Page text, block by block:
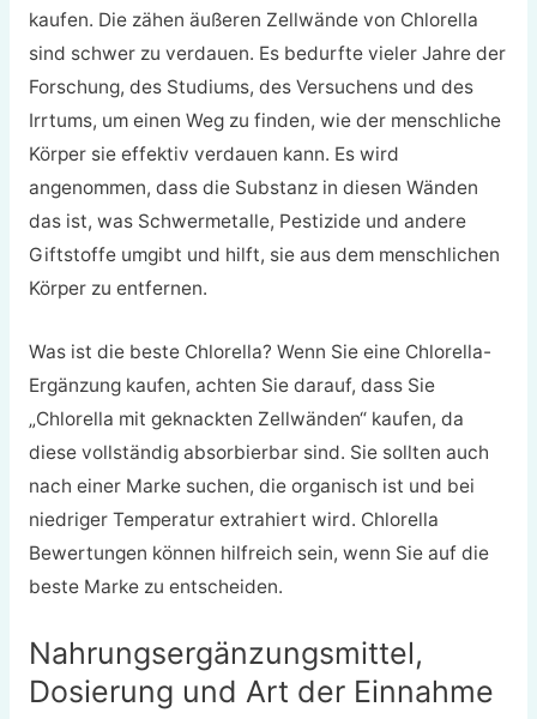
kaufen. Die zähen äußeren Zellwände von Chlorella
sind schwer zu verdauen. Es bedurfte vieler Jahre der
Forschung, des Studiums, des Versuchens und des
Irrtums, um einen Weg zu finden, wie der menschliche
Körper sie effektiv verdauen kann. Es wird
angenommen, dass die Substanz in diesen Wänden
das ist, was Schwermetalle, Pestizide und andere
Giftstoffe umgibt und hilft, sie aus dem menschlichen
Körper zu entfernen.
Was ist die beste Chlorella? Wenn Sie eine Chlorella-
Ergänzung kaufen, achten Sie darauf, dass Sie
„Chlorella mit geknackten Zellwänden“ kaufen, da
diese vollständig absorbierbar sind. Sie sollten auch
nach einer Marke suchen, die organisch ist und bei
niedriger Temperatur extrahiert wird. Chlorella
Bewertungen können hilfreich sein, wenn Sie auf die
beste Marke zu entscheiden.
Nahrungsergänzungsmittel,
Dosierung und Art der Einnahme